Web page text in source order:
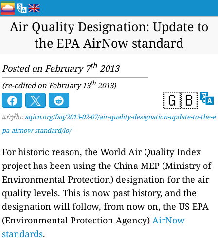
Air Quality Designation: Update to
the EPA AirNow standard
Posted on February 7th 2013
(re-edited on February 13th 2013)
🇬🇧
ແບ່ງປັນ: aqicn.org/faq/2013-02-07/air-quality-designation-update-to-the-e
pa-airnow-standard/lo/
For historic reason, the World Air Quality Index
project has been using the China MEP (Ministry of
Environmental Protection) designation for the air
quality levels. This is now past history, and the
designation will follow, from now on, the US EPA
(Environmental Protection Agency)AirNow
standards.